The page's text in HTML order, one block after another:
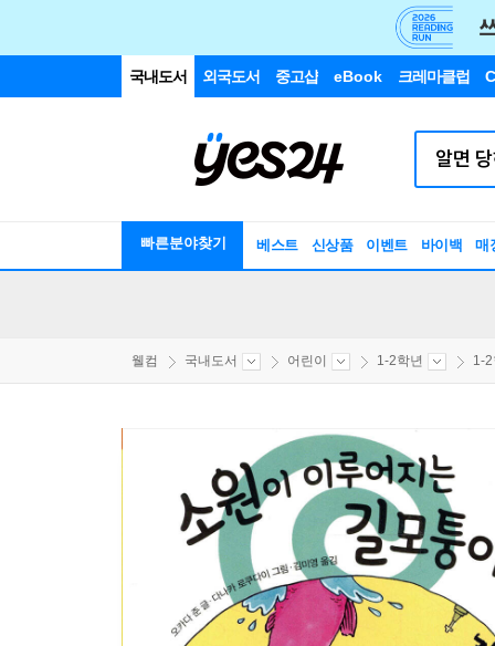
국내도서 외국도서 중고샵 eBook 크레마클럽
빠른분야찾기 베스트 신상품 이벤트 바이백 매
웰컴 국내도서 어린이 1-2학년 1-